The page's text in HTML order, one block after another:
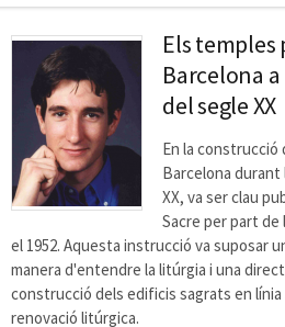
Els
Barcelona
del segle XX
En la construcció
Barcelona
XX, va ser clau
Sacre per part de
el 1952. Aquesta instrucció va suposar
manera d'entendre la litúrgia i una
construcció dels edificis sagrats en línia
renovació litúrgica.